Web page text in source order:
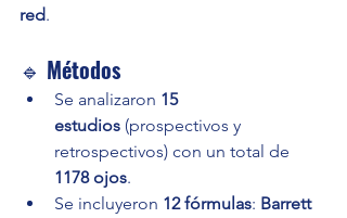
red.
🔹 Métodos
Se analizaron 15
estudios (prospectivos y
retrospectivos) con un total de
1178 ojos.
Se incluyeron 12 fórmulas: Barrett